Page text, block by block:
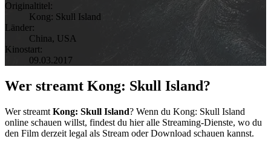
Originaltitel:
Kong: Skull Island
Länder:
China, USA
Kinostart:
09.03.2017
Wer streamt Kong: Skull Island?
Wer streamt Kong: Skull Island? Wenn du Kong: Skull Island
online schauen willst, findest du hier alle Streaming-Dienste, wo du
den Film derzeit legal als Stream oder Download schauen kannst.